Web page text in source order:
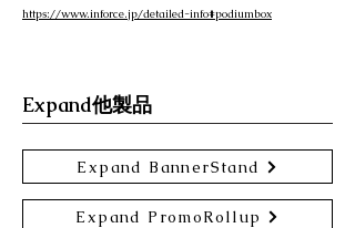
https://www.inforce.jp/detailed-info#podiumbox
Expand他製品
Expand BannerStand
Expand PromoRollup